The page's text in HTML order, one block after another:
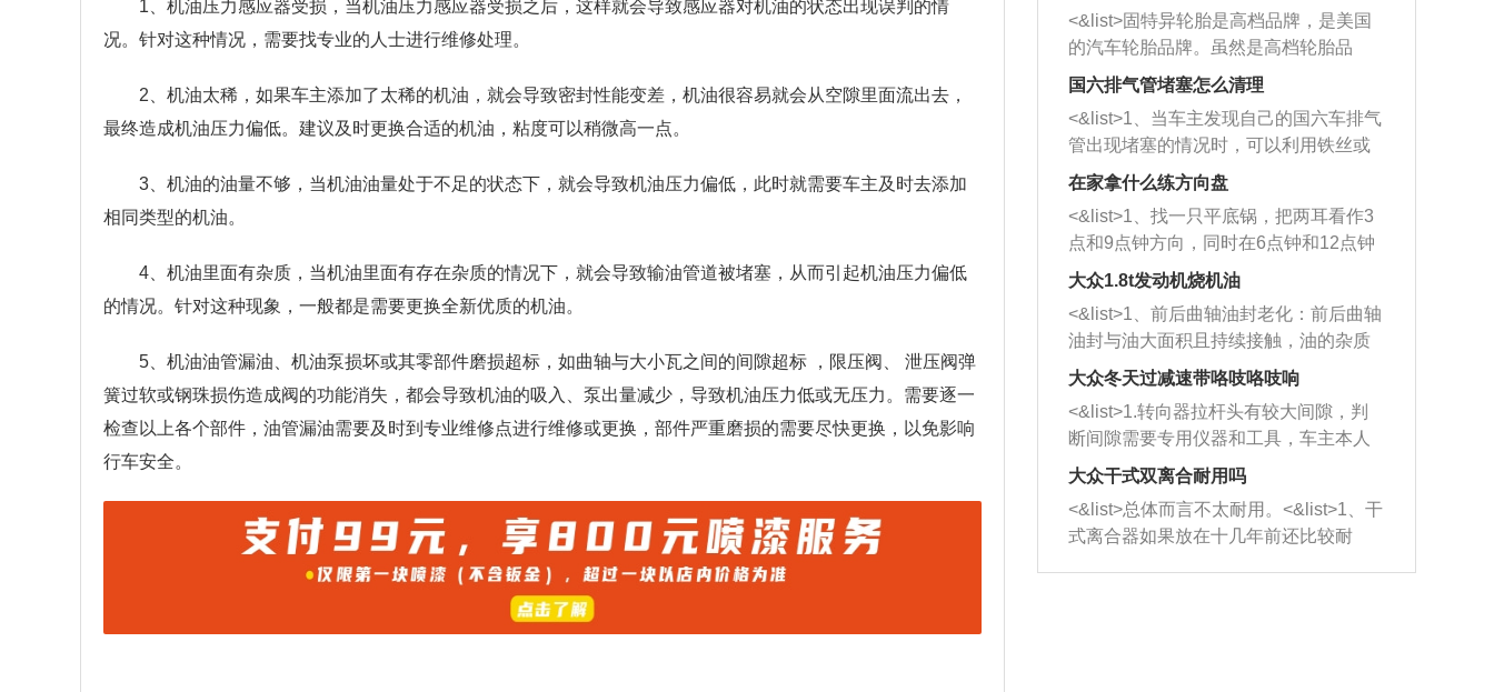
1、机油压力感应器受损，当机油压力感应器受损之后，这样就会导致感应器对机油的状态出现误判的情
况。针对这种情况，需要找专业的人士进行维修处理。
2、机油太稀，如果车主添加了太稀的机油，就会导致密封性能变差，机油很容易就会从空隙里面流出去，
最终造成机油压力偏低。建议及时更换合适的机油，粘度可以稍微高一点。
3、机油的油量不够，当机油油量处于不足的状态下，就会导致机油压力偏低，此时就需要车主及时去添加
相同类型的机油。
4、机油里面有杂质，当机油里面有存在杂质的情况下，就会导致输油管道被堵塞，从而引起机油压力偏低
的情况。针对这种现象，一般都是需要更换全新优质的机油。
5、机油油管漏油、机油泵损坏或其零部件磨损超标，如曲轴与大小瓦之间的间隙超标 ，限压阀、 泄压阀弹
簧过软或钢珠损伤造成阀的功能消失，都会导致机油的吸入、泵出量减少，导致机油压力低或无压力。需要逐一
检查以上各个部件，油管漏油需要及时到专业维修点进行维修或更换，部件严重磨损的需要尽快更换，以免影响
行车安全。
<&list>固特异轮胎是高档品牌，是美国
的汽车轮胎品牌。虽然是高档轮胎品
牌，但是中高低端的轮胎都有生产，这
也是为了更好的开拓市场。
国六排气管堵塞怎么清理
<&list>1、当车主发现自己的国六车排气
管出现堵塞的情况时，可以利用铁丝或
者是细棍，直接将杂物给取出来，如果
堵塞情况比较严重，也可以采取应急措
施。 <&list>2、直接利用木棍将所有的
杂物推到排气管里面的位置处，然后将
三元催化器拆解开，就可以将堵塞的东
西取出来。但如果是因为积碳过多引起
的堵塞，就需要将三元催化器泡在草酸
洗剂对堵塞的情况得到解决，将清洗剂
放在燃油箱中，与燃油混合后，车辆启
动时，就可以和汽油一起进入到燃烧
室，最后形成废气排出，就可以让三元
催化器得到清洗，排气管堵塞的情况就
能够得到解决。
在家拿什么练方向盘
<&list>1、找一只平底锅，把两耳看作3
点和9点钟方向，同时在6点钟和12点钟
方向做一个标记。 <&list>2、双手握住
一圈半的练习，往右同样也要打相同的
圈数。 <&list>3、最后强调要反复练
习，这样就可以形成肌肉记忆，在真实
驾驶车辆时，不需要记忆也能打好方
向。
大众1.8t发动机烧机油
<&list>1、前后曲轴油封老化：前后曲轴
油封与油大面积且持续接触，油的杂质
和发动机内持续温度变化使其密封效果
逐渐减弱，导致渗油或漏油。<&list>2、
活塞间隙过大：积碳会使活塞环与缸体
的间隙扩大，导致机油流入燃烧室中，
造成烧机油。<&list>3、机油粘度。使用
机油粘度过小的话，同样会有烧机油现
象，机油粘度过小具有很好的流动性，
大众冬天过减速带咯吱咯吱响
<&list>1.转向器拉杆头有较大间隙，判
断间隙需要专用仪器和工具，车主本人
无法制作，需要将车辆送到修理厂或4s
店；<&list>2.车辆半轴套管防尘罩破
裂，破裂后会出现漏油现象，使半轴磨
损严重，磨损的半轴容易损坏，产生异
响；<&list>3.稳定器的转向胶套和球头
大众干式双离合耐用吗
<&list>总体而言不太耐用。<&list>1、干
式离合器如果放在十几年前还比较耐